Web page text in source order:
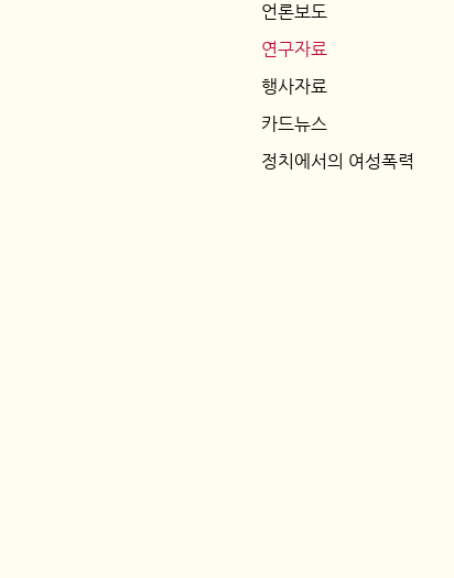
언론보도
연구자료
행사자료
카드뉴스
정치에서의 여성폭력